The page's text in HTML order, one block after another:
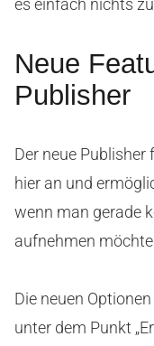
es einfach nichts
Neue
Publisher
Der neue
hier an und
wenn man gerade
aufnehmen
Die neuen
unter dem Punkt